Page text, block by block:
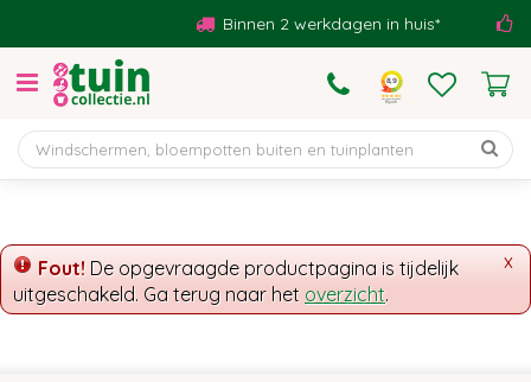
t
n
Binnen 2 werkdagen in huis*
x
Fout! De opgevraagde productpagina is tijdelijk
uitgeschakeld. Ga terug naar het overzicht.